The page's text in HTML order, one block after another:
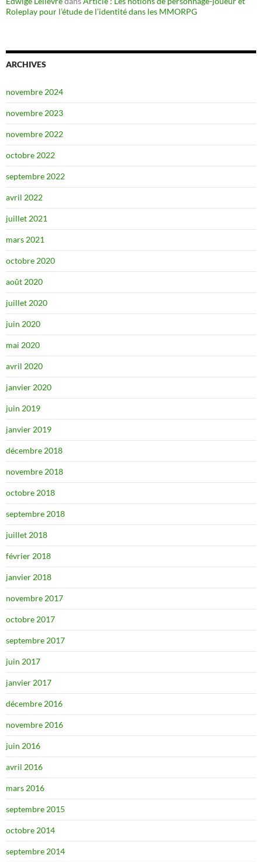
Roleplay pour l’étude de l’identité dans les MMORPG
ARCHIVES
novembre 2024
novembre 2023
novembre 2022
octobre 2022
septembre 2022
avril 2022
juillet 2021
mars 2021
octobre 2020
août 2020
juillet 2020
juin 2020
mai 2020
avril 2020
janvier 2020
juin 2019
janvier 2019
décembre 2018
novembre 2018
octobre 2018
septembre 2018
juillet 2018
février 2018
janvier 2018
novembre 2017
octobre 2017
septembre 2017
juin 2017
janvier 2017
décembre 2016
novembre 2016
juin 2016
avril 2016
mars 2016
septembre 2015
octobre 2014
septembre 2014